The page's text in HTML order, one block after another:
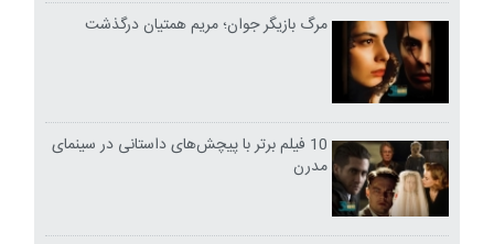
مرگ بازیگر جوان؛ مریم همتیان درگذشت
10 فیلم برتر با پیچش‌های داستانی در سینمای
مدرن